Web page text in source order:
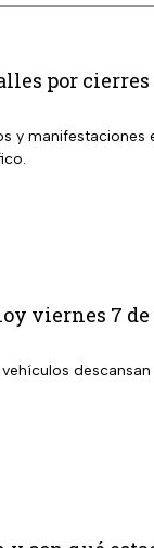
por
y
viernes 7 de